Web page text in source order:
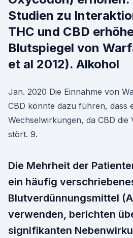
Studien zu
THC und CBD
Blutspiegel von
et al 2012). Alkohol
Jan. 2020 Die Einnahme von
CBD könnte dazu führen, dass
Wechselwirkungen, da CBD die
stört. 9.
Die Mehrheit der
ein häufig
Blutverdünnungsmittel
verwenden, berichten
signifikanten